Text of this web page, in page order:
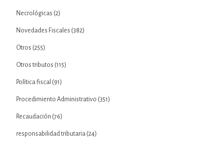
Necrológicas (2)
Novedades Fiscales (382)
Otros (255)
Otros tributos (115)
Política fiscal (91)
Procedimiento Administrativo (351)
Recaudación (76)
responsabilidad tributaria (24)